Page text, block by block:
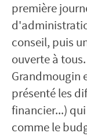
première
conseil, puis
ouverte à
Grandmougin
présenté les
financier...)
comme le